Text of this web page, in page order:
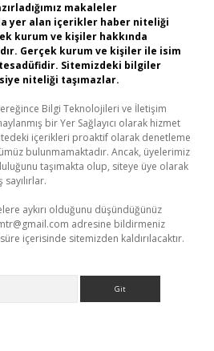
makaleler
yer alan içerikler haber niteliği
kurum ve kişiler hakkında
Gerçek kurum ve kişiler ile isim
Sitemizdeki bilgiler
niteliği taşımazlar.
Bilgi Teknolojileri ve İletişim
bir Yer Sağlayıcı olarak hizmet
içerikleri proaktif olarak denetleme
bulunmamaktadır. Ancak, üyelerimiz
taşımakta olup, siteye üye olarak
aykırı olduğunu düşündüğünüz
adresine bildirmeniz
içerisinde sitemizden kaldırılacaktır.